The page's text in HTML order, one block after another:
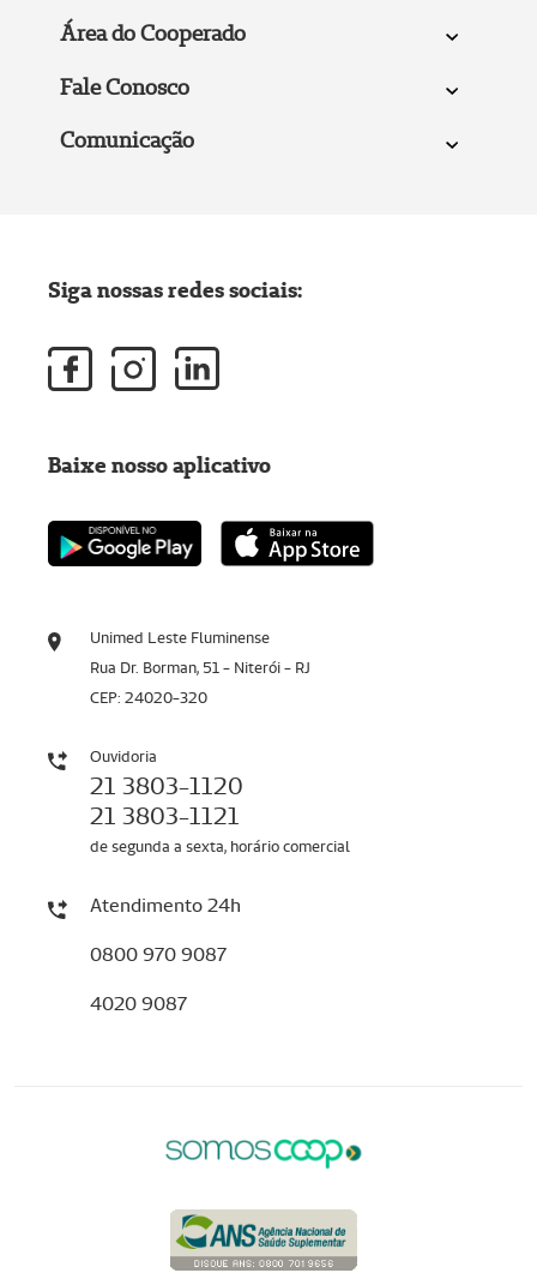
Área do Cooperado
Fale Conosco
Comunicação
Unimed Leste Fluminense
Rua Dr. Borman, 51 - Niterói - RJ
CEP: 24020-320
Ouvidoria
21 3803-1120
21 3803-1121
de segunda a sexta, horário comercial
Atendimento 24h
0800 970 9087
4020 9087
Siga nossas redes sociais:
Baixe nosso aplicativo